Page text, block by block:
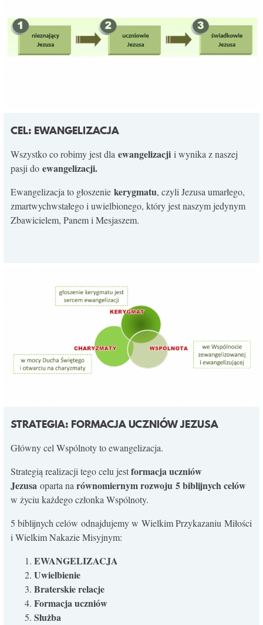
CEL: EWANGELIZACJA
Wszystko co robimy jest dla ewangelizacji i wynika z naszej
pasji do ewangelizacji.
Ewangelizacja to głoszenie kerygmatu, czyli Jezusa umarłego,
zmartwychwstałego i uwielbionego, który jest naszym jedynym
Zbawicielem, Panem i Mesjaszem.
STRATEGIA: FORMACJA UCZNIÓW JEZUSA
Główny cel Wspólnoty to ewangelizacja.
Strategią realizacji tego celu jestformacja uczniów
Jezusa oparta narównomiernym rozwoju 5 biblijnych celów
w życiu każdego członka Wspólnoty.
5 biblijnych celów odnajdujemy w Wielkim Przykazaniu Miłości
i Wielkim Nakazie Misyjnym:
EWANGELIZACJA
Uwielbienie
​Braterskie relacje
Formacja uczniów
Służba